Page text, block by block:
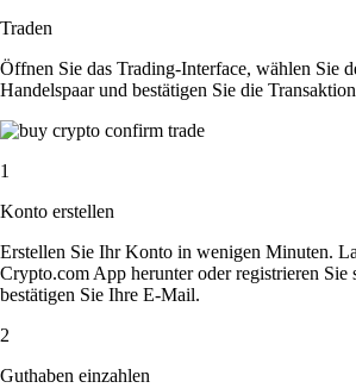
Traden
Öffnen Sie das Trading-Interface, wählen Sie
Handelspaar und bestätigen Sie die
1
Konto erstellen
Erstellen Sie Ihr Konto in wenigen Minuten.
Crypto.com App herunter oder registrieren Sie
bestätigen Sie Ihre E-Mail.
2
Guthaben einzahlen